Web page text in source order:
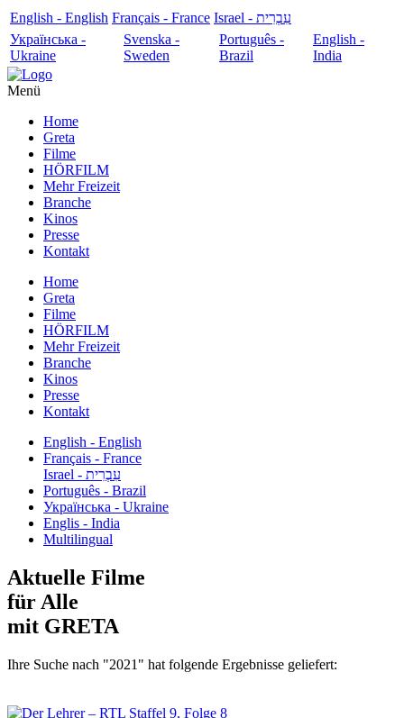
English - English Français - France
עִבְרִית - Israel
Українська -
Ukraine
Svenska -
Sweden
Português -
Brazil
English -
India
Menü
Home
Greta
Filme
HÖRFILM
Mehr Freizeit
Branche
Kinos
Presse
Kontakt
Home
Greta
Filme
HÖRFILM
Mehr Freizeit
Branche
Kinos
Presse
Kontakt
English - English
Français - France
עִבְרִית - Israel
Português - Brazil
Українська - Ukraine
Englis - India
Multilingual
Aktuelle Filme
für Alle
mit GRETA
Ihre Suche nach "2021" hat folgende Ergebnisse geliefert: